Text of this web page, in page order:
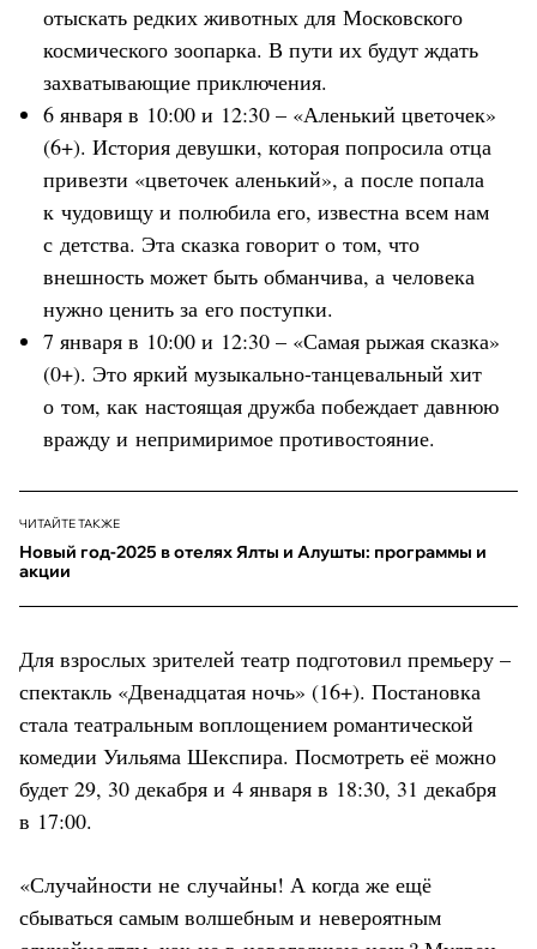
отыскать редких животных для Московского
космического зоопарка. В пути их будут ждать
захватывающие приключения.
6 января в 10:00 и 12:30 – «Аленький цветочек»
(6+). История девушки, которая попросила отца
привезти «цветочек аленький», а после попала
к чудовищу и полюбила его, известна всем нам
с детства. Эта сказка говорит о том, что
внешность может быть обманчива, а человека
нужно ценить за его поступки.
7 января в 10:00 и 12:30 – «Самая рыжая сказка»
(0+). Это яркий музыкально-танцевальный хит
о том, как настоящая дружба побеждает давнюю
вражду и непримиримое противостояние.
ЧИТАЙТЕ ТАКЖЕ
Новый год-2025 в отелях Ялты и Алушты: программы и
акции
Для взрослых зрителей театр подготовил премьеру –
спектакль «Двенадцатая ночь» (16+). Постановка
стала театральным воплощением романтической
комедии Уильяма Шекспира. Посмотреть её можно
будет 29, 30 декабря и 4 января в 18:30, 31 декабря
в 17:00.
«Случайности не случайны! А когда же ещё
сбываться самым волшебным и невероятным